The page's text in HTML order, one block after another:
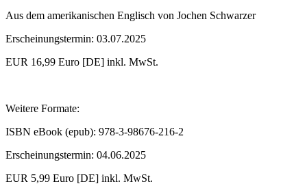
Aus dem amerikanischen Englisch von Jochen Schwarzer
Erscheinungstermin: 03.07.2025
EUR 16,99 Euro [DE] inkl. MwSt.
Weitere Formate:
ISBN eBook (epub): 978-3-98676-216-2
Erscheinungstermin: 04.06.2025
EUR 5,99 Euro [DE] inkl. MwSt.